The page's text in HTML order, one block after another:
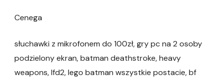
Cenega
słuchawki z mikrofonem do 100zł, gry pc na 2 osoby
podzielony ekran, batman deathstroke, heavy
weapons, lfd2, lego batman wszystkie postacie, bf